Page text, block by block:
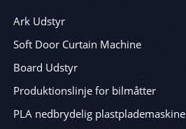
Ark Udstyr
Soft Door Curtain Machine
Board Udstyr
Produktionslinje for bilmåtter
PLA nedbrydelig plastplademaskine